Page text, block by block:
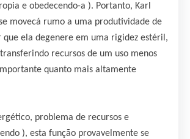
e obedecendo-a ). Portanto, Karl
movecá rumo a uma produtividade de
ela degenere em uma rigidez estéril,
recursos de um uso menos
quanto mais altamente
problema de recursos e
), esta função provavelmente se